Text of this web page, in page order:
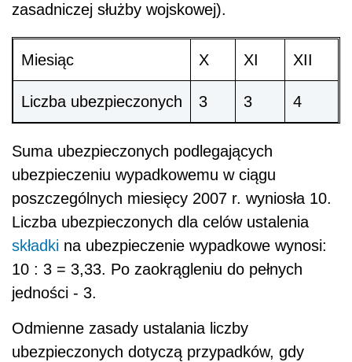
zasadniczej służby wojskowej).
Miesiąc X XI XII
Liczba ubezpieczonych 3 3 4
Suma ubezpieczonych podlegających
ubezpieczeniu wypadkowemu w ciągu
poszczególnych miesięcy 2007 r. wyniosła 10.
Liczba ubezpieczonych dla celów ustalenia
składki na ubezpieczenie wypadkowe wynosi:
10 : 3 = 3,33. Po zaokrągleniu do pełnych
jedności - 3.
Odmienne zasady ustalania liczby
ubezpieczonych dotyczą przypadków, gdy